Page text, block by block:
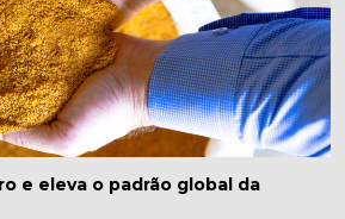
e eleva o padrão global da